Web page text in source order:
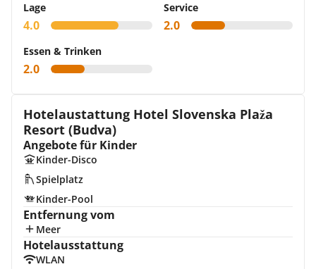
Lage
4.0
Service
2.0
Essen & Trinken
2.0
Hotelaustattung Hotel Slovenska Plaža
Resort (Budva)
Angebote für Kinder
Kinder-Disco
Spielplatz
Kinder-Pool
Entfernung vom
Meer
Hotelausstattung
WLAN